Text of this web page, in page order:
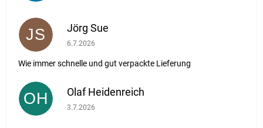
JS Jörg Sue
Die Shop-Bewertung beträgt 5 von 5 Sternen.
6.7.2026
Wie immer schnelle und gut verpackte Lieferung
OH Olaf Heidenreich
Die Shop-Bewertung beträgt 5 von 5 Sternen.
3.7.2026